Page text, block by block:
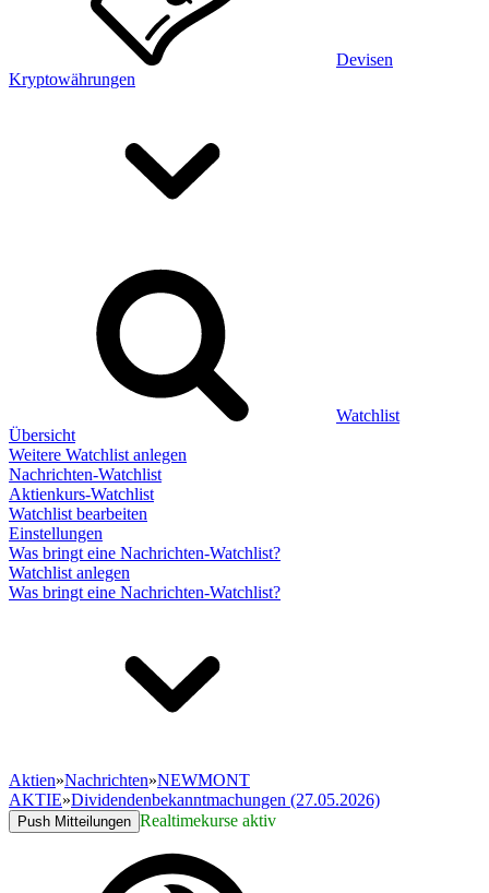
Devisen
Kryptowährungen
Watchlist
Übersicht
Weitere Watchlist anlegen
Nachrichten-Watchlist
Aktienkurs-Watchlist
Watchlist bearbeiten
Einstellungen
Was bringt eine Nachrichten-Watchlist?
Watchlist anlegen
Was bringt eine Nachrichten-Watchlist?
Aktien»Nachrichten»NEWMONT
AKTIE»Dividendenbekanntmachungen (27.05.2026)
Push Mitteilungen Realtimekurse aktiv